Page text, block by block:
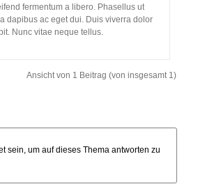
fermentum a libero. Phasellus ut
dapibus ac eget dui. Duis viverra dolor
Nunc vitae neque tellus.
Ansicht von 1 Beitrag (von insgesamt 1)
sein, um auf dieses Thema antworten zu